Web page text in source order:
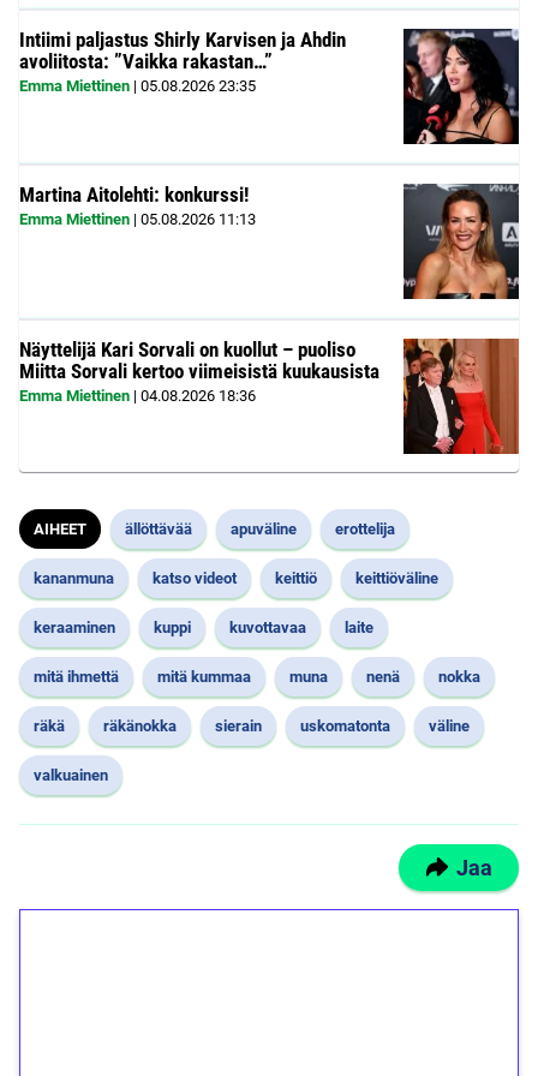
Intiimi paljastus Shirly Karvisen ja Ahdin
avoliitosta: ”Vaikka rakastan…”
Emma Miettinen | 05.08.2026 23:35
Martina Aitolehti: konkurssi!
Emma Miettinen | 05.08.2026 11:13
Näyttelijä Kari Sorvali on kuollut – puoliso
Miitta Sorvali kertoo viimeisistä kuukausista
Emma Miettinen | 04.08.2026 18:36
AIHEET ällöttävää apuväline erottelija
kananmuna katso videot keittiö keittiöväline
keraaminen kuppi kuvottavaa laite
mitä ihmettä mitä kummaa muna nenä nokka
räkä räkänokka sierain uskomatonta väline
valkuainen
Jaa